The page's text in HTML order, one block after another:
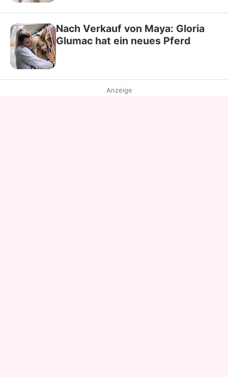
Nach Verkauf von Maya: Gloria
Glumac hat ein neues Pferd
Anzeige